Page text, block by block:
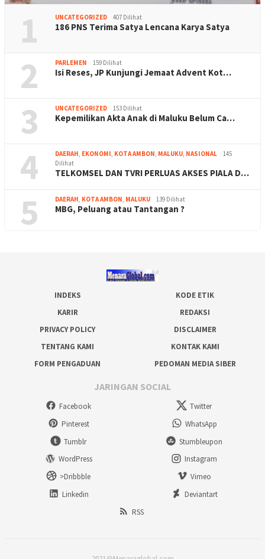
1 UNCATEGORIZED 407 Dilihat
186 PNS Terima Satya Lencana Karya Satya
2 PARLEMEN 159 Dilihat
Isi Reses, JP Kunjungi Jemaat Advent Kot…
3 UNCATEGORIZED 153 Dilihat
Kepemilikan Akta Anak di Maluku Belum Ca…
4 DAERAH, EKONOMI, KOTA AMBON, MALUKU, NASIONAL
145
Dilihat
TELKOMSEL DAN TVRI PERLUAS AKSES PIALA D…
5 DAERAH, KOTA AMBON, MALUKU 139 Dilihat
MBG, Peluang atau Tantangan ?
INDEKS
KODE ETIK
KARIR
REDAKSI
PRIVACY POLICY
DISCLAIMER
TENTANG KAMI
KONTAK KAMI
FORM PENGADUAN
PEDOMAN MEDIA SIBER
JARINGAN SOCIAL
Facebook
Twitter
Pinterest
WhatsApp
Tumblr
Stumbleupon
WordPress
Instagram
>Dribbble
Vimeo
Linkedin
Deviantart
RSS